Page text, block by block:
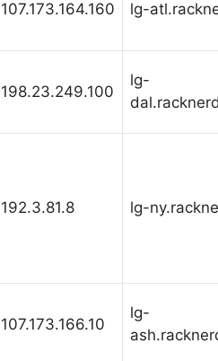
107.173.164.160 lg-
198.23.249.100
lg-
192.3.81.8 lg-
107.173.166.10
lg-